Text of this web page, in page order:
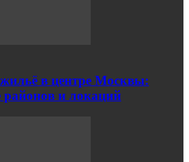
жильё в центре Москвы:
районов и локаций